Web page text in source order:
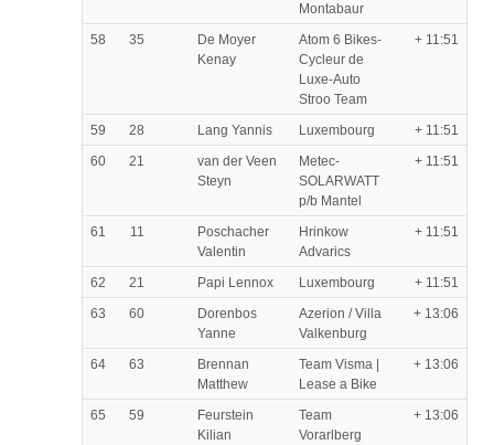
Montabaur
58 35
De Moyer
Kenay
Atom 6 Bikes-
Cycleur de
Luxe-Auto
Stroo Team
+ 11:51
59 28 Lang Yannis Luxembourg
+ 11:51
60
21
van der Veen
Steyn
Metec-
SOLARWATT
p/b Mantel
+ 11:51
61 11
Poschacher
Valentin
Hrinkow
Advarics
+ 11:51
62 21 Papi Lennox Luxembourg
+ 11:51
63
60
Dorenbos
Yanne
Azerion / Villa
Valkenburg
+ 13:06
64 63
Brennan
Matthew
Team Visma |
Lease a Bike
+ 13:06
65 59
Feurstein
Kilian
Team
Vorarlberg
+ 13:06